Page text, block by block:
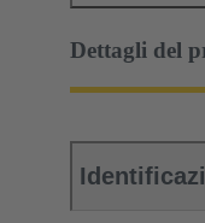
Dettagli del